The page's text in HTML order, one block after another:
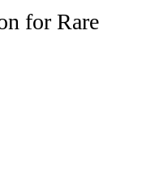
for Rare